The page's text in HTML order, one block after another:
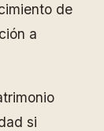
de
a
si